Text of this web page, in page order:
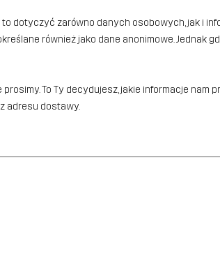
dotyczyć zarówno danych osobowych, jak i
również jako dane anonimowe. Jednak
To Ty decydujesz, jakie informacje nam
adresu dostawy.